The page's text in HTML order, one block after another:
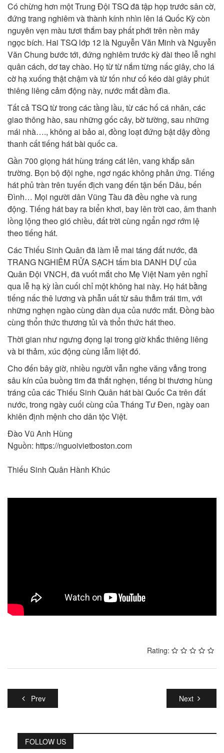
Có chừng hơn một Trung Đội TSQ đã tập họp trước sân cờ,
đứng trang nghiêm và thành kính nhìn lên lá Quốc Kỳ còn
nguyên vẹn màu tươi thắm bay phất phới trên nền mây
ngọc bích. Hai TSQ lớp 12 là Nguyễn Văn Minh và Nguyễn
Văn Chung bước tới, đứng nghiêm trước kỳ đài theo lễ nghi
quân cách, dơ tay chào. Họ từ từ nắm từng nấc giây, cho lá
cờ hạ xuống thật chậm và từ tốn như cố kéo dài giây phút
thiêng liêng cảm động này, nước mắt đầm đìa.
Tất cả TSQ từ trong các tầng lầu, từ các hố cá nhân, các
giao thông hào, sau những gốc cây, bờ tường, sau những
mái nhà…., không ai bảo ai, đồng loạt đứng bật dậy đồng
thanh cất tiếng hát bài quốc ca.
Gần 700 giọng hát hùng tráng cát lên, vang khắp sân
trường. Bọn bộ đội nghe, ngơ ngác không phản ứng. Tiếng
hát phủ tràn trên tuyến địch vang đến tận bến Dâu, bến
Đình… Mọi người dân Vũng Tàu đã đều nghe và rung
động. Tiếng hát bay ra biển khơi, bay lên trời cao, âm thanh
lồng lộng theo gió chiều, đất trời cùng ngẩn ngơ rớm lệ
theo tiếng hát.
Các Thiếu Sinh Quân đã làm lễ mai táng đất nước, đã
TRANG NGHIÊM RỬA SẠCH tấm bia DANH DỰ của
Quân Đội VNCH, đã vuốt mắt cho Mẹ Việt Nam yên nghỉ
qua lễ hạ kỳ lần cuối chỉ một không hai này. Họ hát bằng
tiếng nấc thê lương và phẫn uất từ sâu thẳm trái tim, với
những nghẹn ngào cùng dàn dụa của nước mắt. Đồng bào
cùng thổn thức thương tủi và thổn thức hát theo.
Thời gian như ngưng đọng lại trong giờ khắc thiêng liêng
và bi thảm, xúc động cùng lẫm liệt đó.
Cho đến bây giờ, nhiều người vẫn nghe văng vẳng trong
sâu kín của buồng tim đã thắt nghẹn, tiếng bi thương hùng
tráng của các Thiếu Sinh Quân hát bài Quốc Ca trên đất
nước, trong ngày cuối cùng của Tháng Tư Đen, ngày oan
khiên định mệnh cho dân tộc Việt.
Đào Vũ Anh Hùng
Nguồn: https://nguoivietboston.com
Thiếu Sinh Quân Hành Khúc
Rating:
Prev Next
FOLLOW US